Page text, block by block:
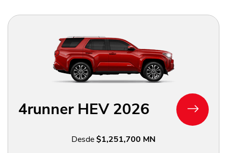
4runner HEV 2026
Desde$1,251,700 MN